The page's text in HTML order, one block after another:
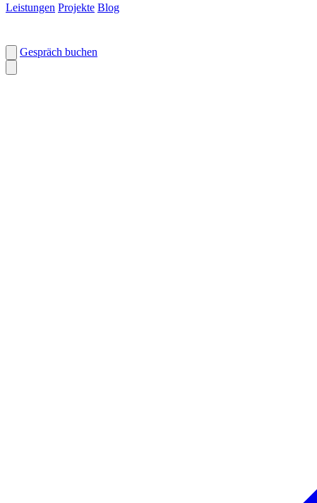
Leistungen Projekte Blog
Gespräch buchen